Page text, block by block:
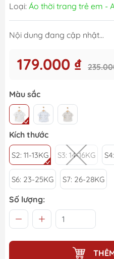
Loại: Áo thời trang trẻ em -
Nội dung đang cập nhật...
179.000 ₫
Màu sắc
Kích thước
S2: 11-13KG S3: 14-16KG
S6: 23-25KG S7: 26-28KG
Số lượng: